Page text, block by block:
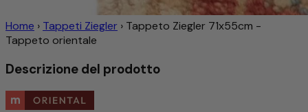
Home › Tappeti Ziegler › Tappeto Ziegler 71x55cm -
Tappeto orientale
Descrizione del prodotto